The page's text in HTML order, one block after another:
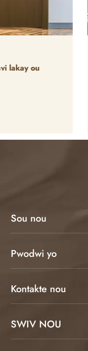
Konsantre sou
Sou nou
Pwodwi yo
Kontakte nou
SWIV NOU